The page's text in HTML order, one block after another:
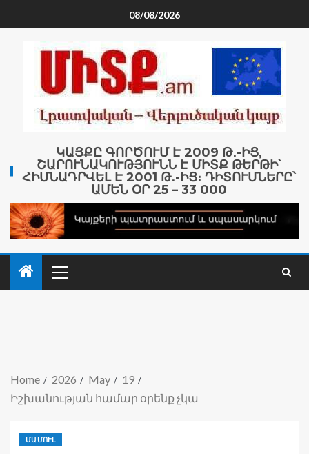
08/08/2026
ԿԱՅՔԸ ԳՈՐԾՈՒՄ Է 2009 Թ․-ԻՑ,
ՇԱՐՈՒՆԱԿՈՒԹՅՈՒՆՆ Է ՄԻՏՔ ԹԵՐԹԻ՝
ՀԻՄՆԱԴՐՎԵԼ Է 2001 Թ․-ԻՑ։ ԴԻՏՈՒՄՆԵՐԸ՝
ԱՄԵՆ ՕՐ 25 – 33 000
Home 2026 May
19
Իշխանության համար օրենք չկա
ՄԱՄՈՒԼ